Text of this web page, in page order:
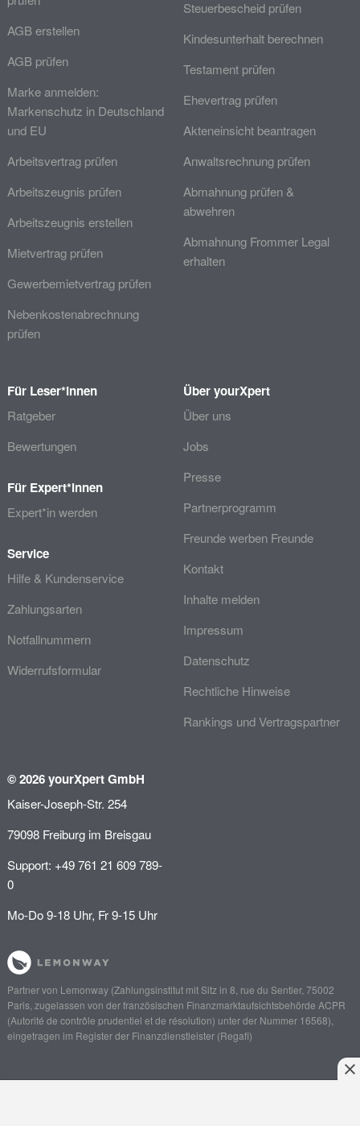
AGB erstellen
AGB prüfen
Marke anmelden:
Markenschutz in Deutschland
und EU
Arbeitsvertrag prüfen
Arbeitszeugnis prüfen
Arbeitszeugnis erstellen
Mietvertrag prüfen
Gewerbemietvertrag prüfen
Nebenkostenabrechnung
prüfen
Steuerbescheid prüfen
Kindesunterhalt berechnen
Testament prüfen
Ehevertrag prüfen
Akteneinsicht beantragen
Anwaltsrechnung prüfen
Abmahnung prüfen &
abwehren
Abmahnung Frommer Legal
erhalten
Für Leser*innen
Ratgeber
Bewertungen
Für Expert*innen
Expert*in werden
Service
Hilfe & Kundenservice
Zahlungsarten
Notfallnummern
Widerrufsformular
Über yourXpert
Über uns
Jobs
Presse
Partnerprogramm
Freunde werben Freunde
Kontakt
Inhalte melden
Impressum
Datenschutz
Rechtliche Hinweise
Rankings und Vertragspartner
© 2026 yourXpert GmbH
Kaiser-Joseph-Str. 254
79098 Freiburg im Breisgau
Support: +49 761 21 609 789-
0
Mo-Do 9-18 Uhr, Fr 9-15 Uhr
Partner von Lemonway(Zahlungsinstitut mit Sitz in 8, rue du Sentier, 75002
Paris, zugelassen von der französischen Finanzmarktaufsichtsbehörde ACPR
(Autorité de contrôle prudentiel et de résolution) unter der Nummer 16568),
eingetragen im Register der Finanzdienstleister (Regafi)